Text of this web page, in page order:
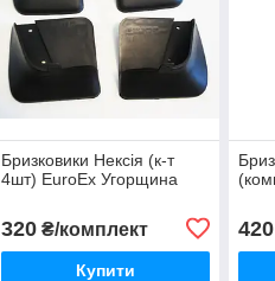
Бризковики Нексія (к-т
4шт) EuroEx Угорщина
320₴/комплект
Купити
420